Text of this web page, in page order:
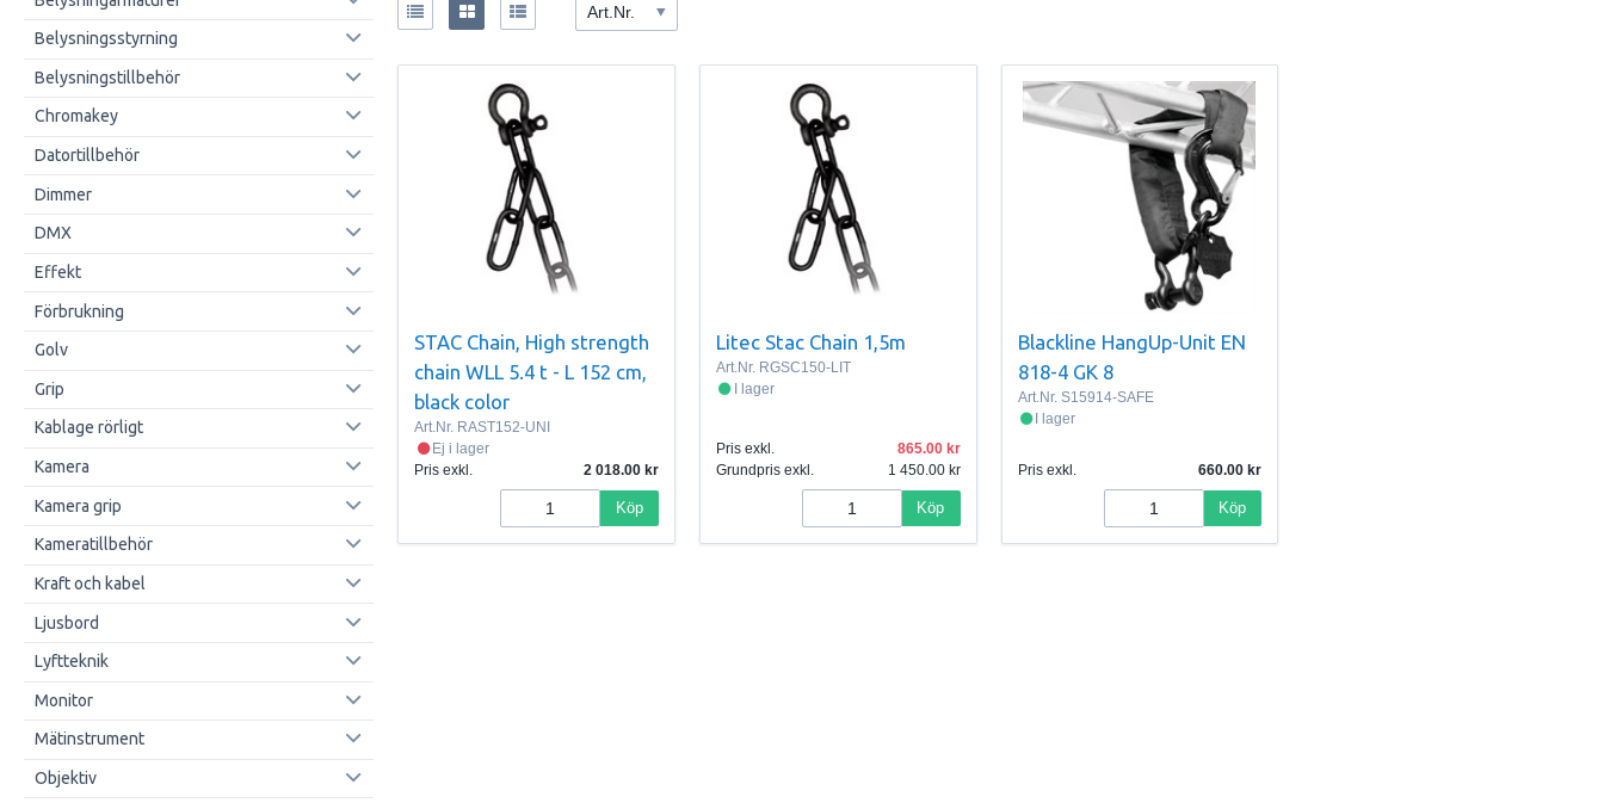
Belysningsstyrning
Belysningstillbehör
Chromakey
Datortillbehör
Dimmer
DMX
Effekt
Förbrukning
Golv
Grip
Kablage rörligt
Kamera
Kamera grip
Kameratillbehör
Kraft och kabel
Ljusbord
Lyftteknik
Monitor
Mätinstrument
Objektiv
Art.Nr.
STAC Chain, High strength
chain WLL 5.4 t - L 152 cm,
black color
Art.Nr. RAST152-UNI
Ej i lager
Pris exkl.
2 018.00
Köp
Litec Stac Chain 1,5m
Art.Nr. RGSC150-LIT
I lager
Pris exkl.
865.00
Grundpris exkl.
1 450.00
Köp
Blackline HangUp-Unit EN
818-4 GK 8
Art.Nr. S15914-SAFE
I lager
Pris exkl. 660.00
Köp